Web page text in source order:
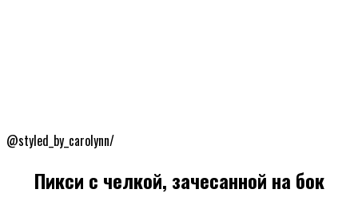
@styled_by_carolynn/
Пикси с челкой, зачесанной на бок